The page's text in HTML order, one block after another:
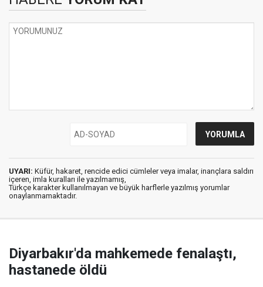
UYARI: Küfür, hakaret, rencide edici cümleler veya imalar, inançlara saldırı
içeren, imla kuralları ile yazılmamış,
Türkçe karakter kullanılmayan ve büyük harflerle yazılmış yorumlar
onaylanmamaktadır.
Diyarbakır'da mahkemede fenalaştı,
hastanede öldü